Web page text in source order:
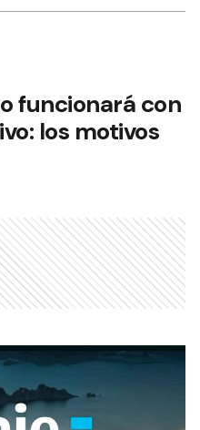
funcionará con
los motivos